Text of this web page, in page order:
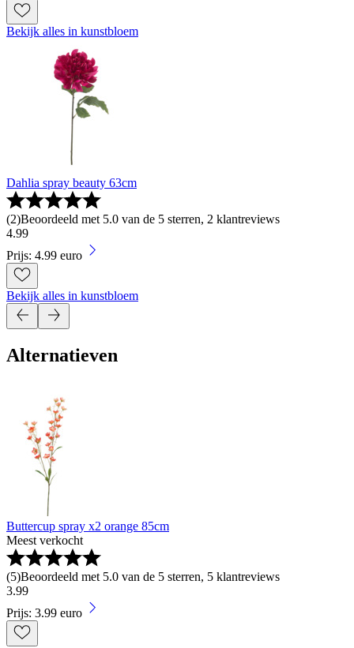
Bekijk alles in kunstbloem
Dahlia spray beauty 63cm
(2)Beoordeeld met 5.0 van de 5 sterren, 2 klantreviews
4.99
Prijs: 4.99 euro
Bekijk alles in kunstbloem
Alternatieven
Buttercup spray x2 orange 85cm
Meest verkocht
(5)Beoordeeld met 5.0 van de 5 sterren, 5 klantreviews
3.99
Prijs: 3.99 euro